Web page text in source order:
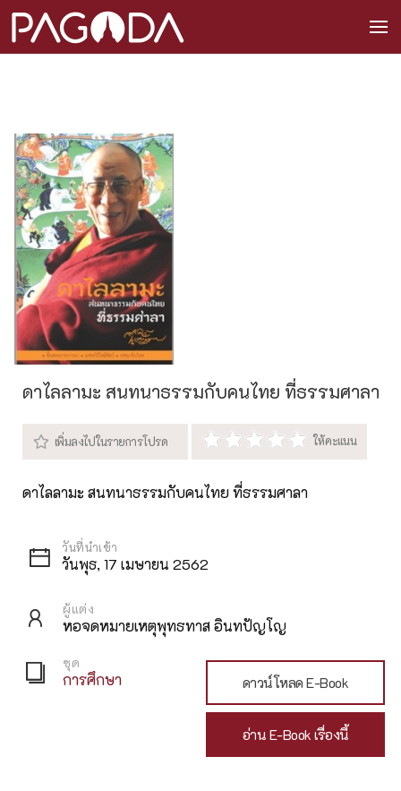
ดาไลลามะ สนทนาธรรมกับคนไทย ที่ธรรมศาลา
ดาไลลามะ สนทนาธรรมกับคนไทย ที่ธรรมศาลา
วันพุธ, 17 เมษายน 2562
ผู้แต่ง
หอจดหมายเหตุพุทธทาส อินทปัญโญ
ชุด
การศึกษา ดาวน์โหลด E-Book
อ่าน E-Book เรื่องนี้